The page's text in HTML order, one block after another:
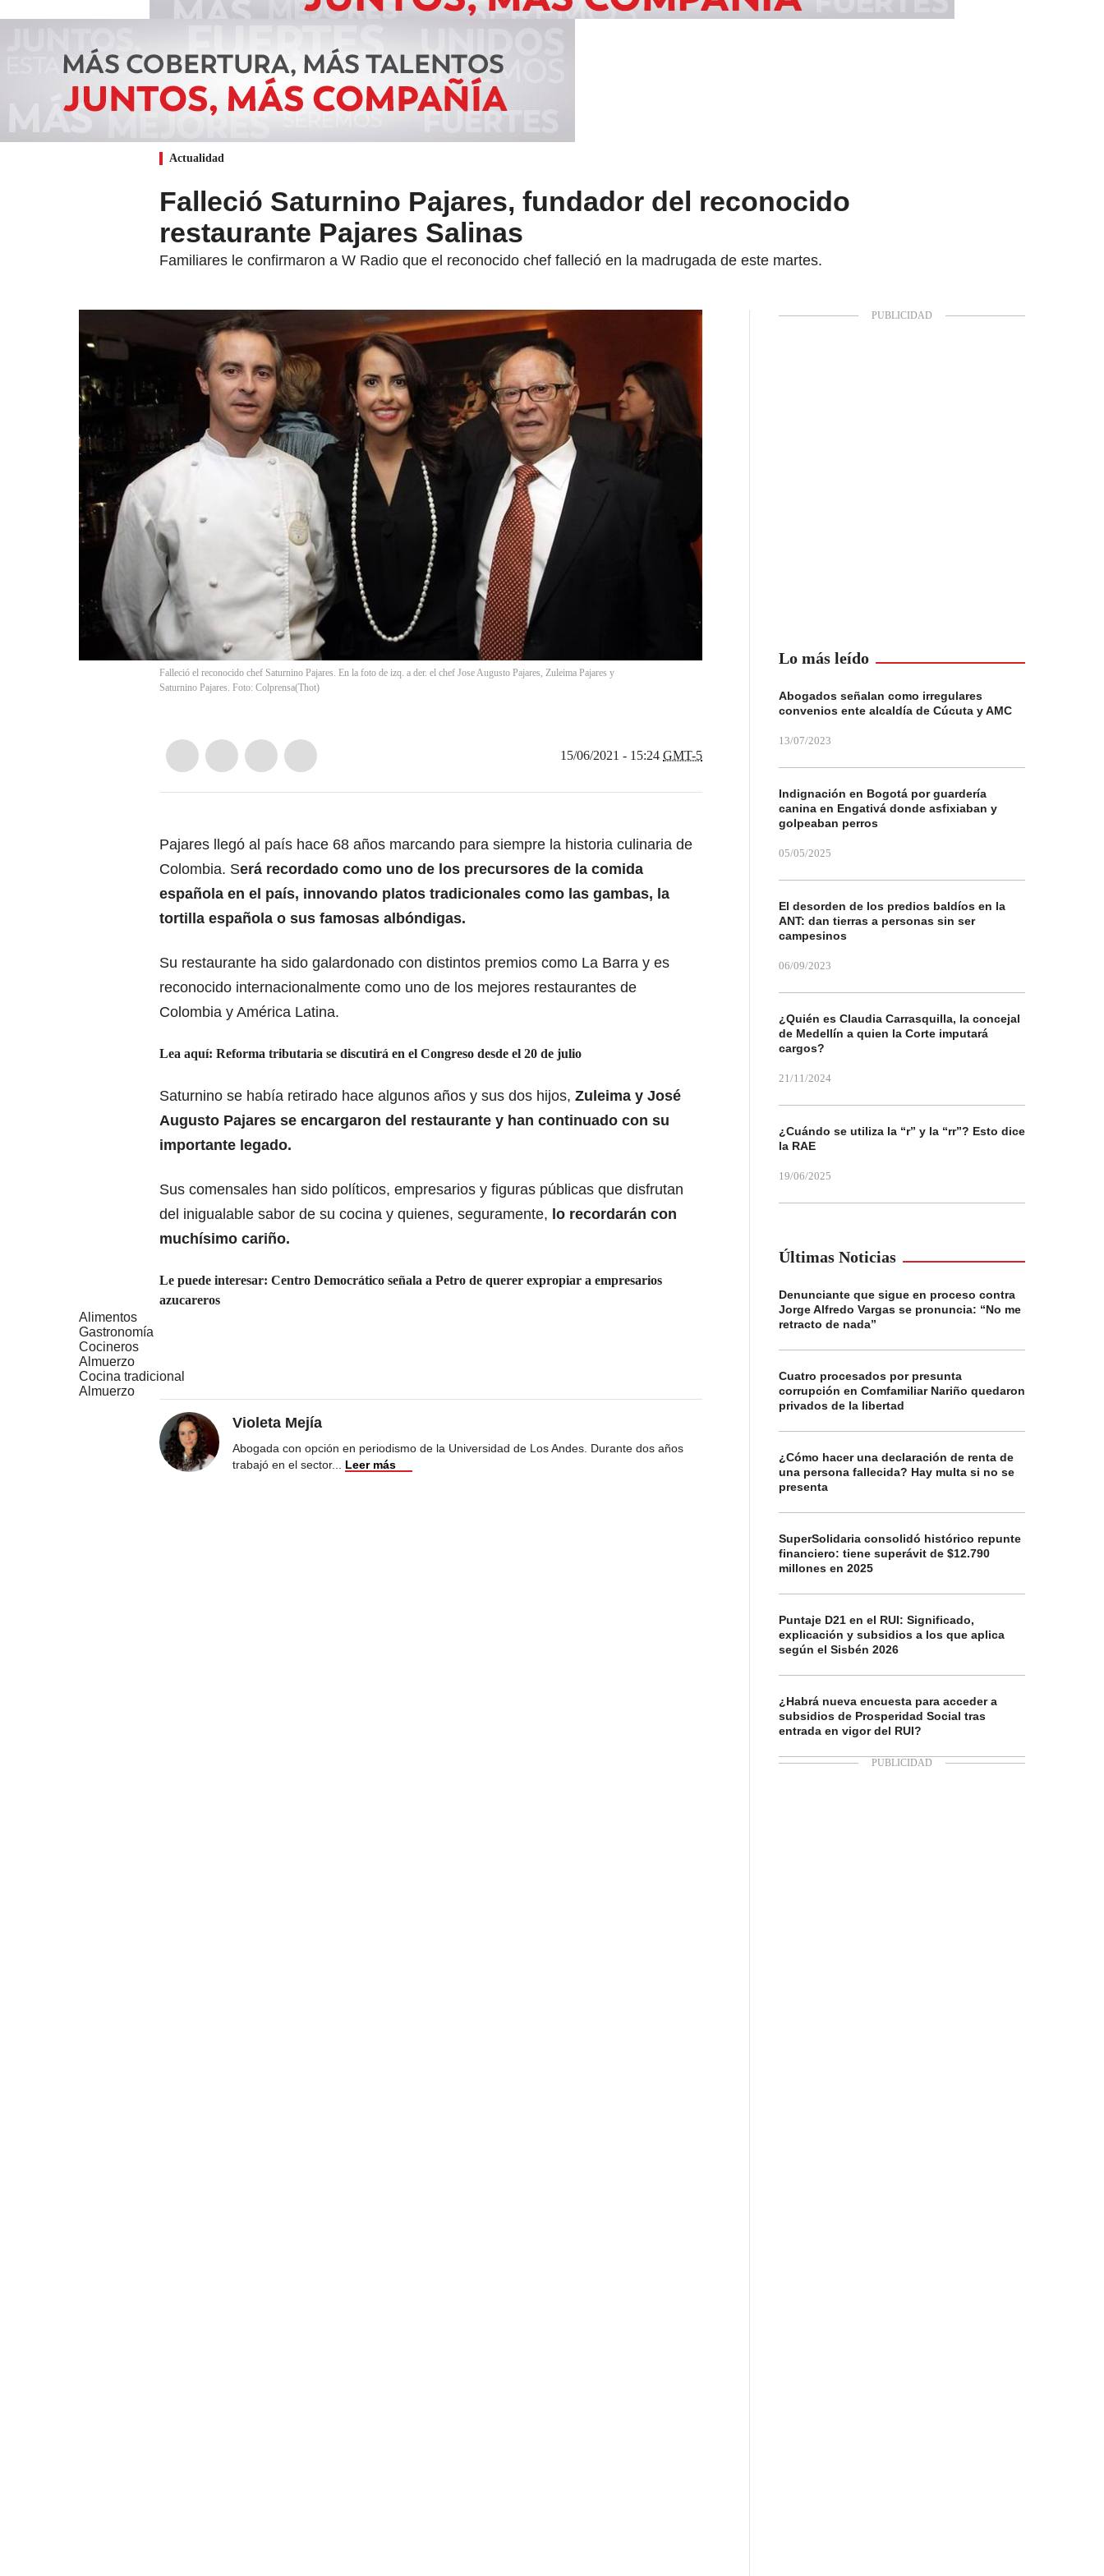
Actualidad
Falleció Saturnino Pajares, fundador del reconocido
restaurante Pajares Salinas
Familiares le confirmaron a W Radio que el reconocido chef falleció en la madrugada de este martes.
Falleció el reconocido chef Saturnino Pajares. En la foto de izq. a der. el chef Jose Augusto Pajares, Zuleima Pajares y
Saturnino Pajares. Foto: Colprensa(Thot)
15/06/2021 - 15:24 GMT-5
Pajares llegó al país hace 68 años marcando para siempre la historia culinaria de
Colombia. Será recordado como uno de los precursores de la comida
española en el país, innovando platos tradicionales como las gambas, la
tortilla española o sus famosas albóndigas.
Su restaurante ha sido galardonado con distintos premios como La Barra y es
reconocido internacionalmente como uno de los mejores restaurantes de
Colombia y América Latina.
Lea aquí: Reforma tributaria se discutirá en el Congreso desde el 20 de julio
Saturnino se había retirado hace algunos años y sus dos hijos, Zuleima y José
Augusto Pajares se encargaron del restaurante y han continuado con su
importante legado.
Sus comensales han sido políticos, empresarios y figuras públicas que disfrutan
del inigualable sabor de su cocina y quienes, seguramente, lo recordarán con
muchísimo cariño.
Le puede interesar: Centro Democrático señala a Petro de querer expropiar a empresarios
azucareros
Alimentos
Gastronomía
Cocineros
Almuerzo
Cocina tradicional
Almuerzo
Violeta Mejía
Abogada con opción en periodismo de la Universidad de Los Andes. Durante dos años
trabajó en el sector... Leer más
Lo más leído
Abogados señalan como irregulares
convenios ente alcaldía de Cúcuta y AMC
13/07/2023
Indignación en Bogotá por guardería
canina en Engativá donde asfixiaban y
golpeaban perros
05/05/2025
El desorden de los predios baldíos en la
ANT: dan tierras a personas sin ser
campesinos
06/09/2023
¿Quién es Claudia Carrasquilla, la concejal
de Medellín a quien la Corte imputará
cargos?
21/11/2024
¿Cuándo se utiliza la “r” y la “rr”? Esto dice
la RAE
19/06/2025
Últimas Noticias
Denunciante que sigue en proceso contra
Jorge Alfredo Vargas se pronuncia: “No me
retracto de nada”
Cuatro procesados por presunta
corrupción en Comfamiliar Nariño quedaron
privados de la libertad
¿Cómo hacer una declaración de renta de
una persona fallecida? Hay multa si no se
presenta
SuperSolidaria consolidó histórico repunte
financiero: tiene superávit de $12.790
millones en 2025
Puntaje D21 en el RUI: Significado,
explicación y subsidios a los que aplica
según el Sisbén 2026
¿Habrá nueva encuesta para acceder a
subsidios de Prosperidad Social tras
entrada en vigor del RUI?